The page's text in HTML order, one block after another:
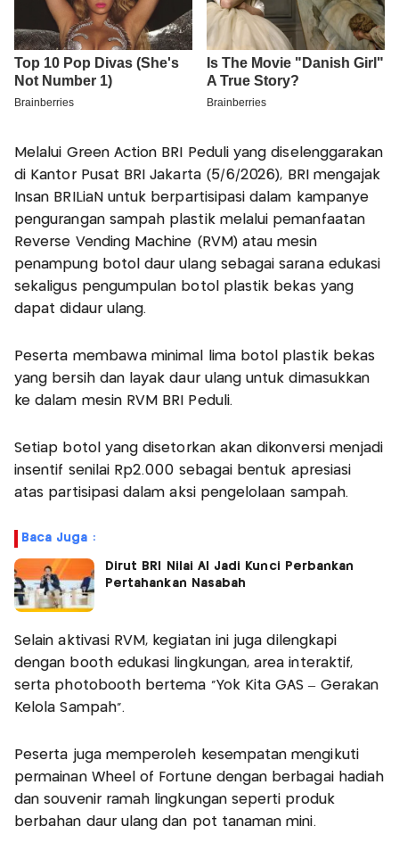
Melalui Green Action BRI Peduli yang diselenggarakan
di Kantor Pusat BRI Jakarta (5/6/2026), BRI mengajak
Insan BRILiaN untuk berpartisipasi dalam kampanye
pengurangan sampah plastik melalui pemanfaatan
Reverse Vending Machine (RVM) atau mesin
penampung botol daur ulang sebagai sarana edukasi
sekaligus pengumpulan botol plastik bekas yang
dapat didaur ulang.
Peserta membawa minimal lima botol plastik bekas
yang bersih dan layak daur ulang untuk dimasukkan
ke dalam mesin RVM BRI Peduli.
Setiap botol yang disetorkan akan dikonversi menjadi
insentif senilai Rp2.000 sebagai bentuk apresiasi
atas partisipasi dalam aksi pengelolaan sampah.
Baca Juga :
Dirut BRI Nilai AI Jadi Kunci Perbankan
Pertahankan Nasabah
Selain aktivasi RVM, kegiatan ini juga dilengkapi
dengan booth edukasi lingkungan, area interaktif,
serta photobooth bertema “Yok Kita GAS – Gerakan
Kelola Sampah”.
Peserta juga memperoleh kesempatan mengikuti
permainan Wheel of Fortune dengan berbagai hadiah
dan souvenir ramah lingkungan seperti produk
berbahan daur ulang dan pot tanaman mini.